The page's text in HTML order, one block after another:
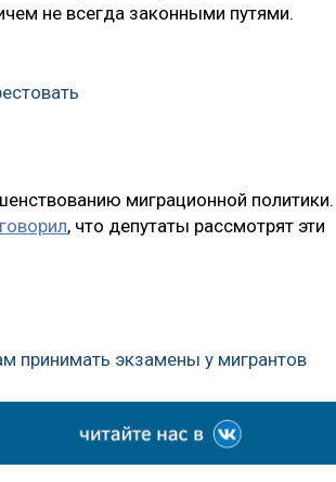
не всегда законными путями.
миграционной политики.
говорил, что депутаты рассмотрят эти
принимать экзамены у мигрантов